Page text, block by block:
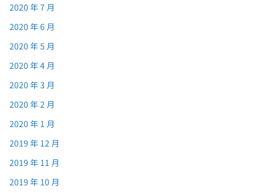
2020 年 7 月
2020 年 6 月
2020 年 5 月
2020 年 4 月
2020 年 3 月
2020 年 2 月
2020 年 1 月
2019 年 12 月
2019 年 11 月
2019 年 10 月